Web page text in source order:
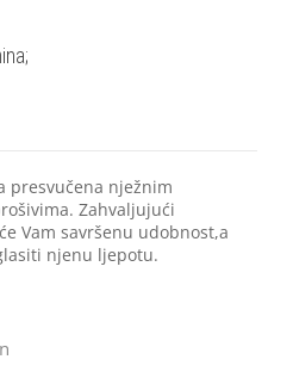
presvučena nježnim
Zahvaljujući
Vam savršenu udobnost,a
njenu ljepotu.